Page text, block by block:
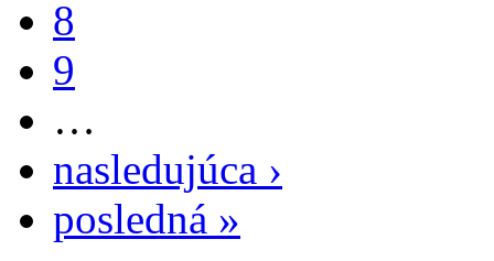
8
9
…
nasledujúca ›
posledná »